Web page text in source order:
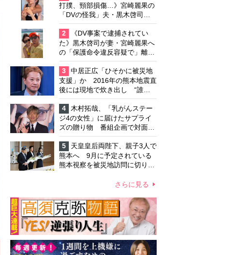
打撲、頸部損傷…》宮崎麗果の
「DVの怪我」夫・黒木啓司の
逮捕で始まる「夫婦の闘争」
2
《DV事案で逮捕されてい
た》黒木啓司が妻・宮崎麗果へ
の「保護命令違反容疑で」離婚
協議は「第二ステージ」へ
3
中居正広「ひそかに被災地
支援」か 2016年の熊本地震直
後には現地で炊き出し “誰に
も知られなくて良い”と、むし
ろ強まる福祉活動への思い
4
木村拓哉、「乳がんステー
ジ4の女性」に届けたサプライ
ズの贈り物 番組企画で対面し
たファンが、夢と希望を与える
心遣いに「うれしくて号泣しま
した」
5
天皇皇后両陛下、親子3人で
熊本へ 9月に予定されている
熊本視察を被災地訪問に切り替
夫妻から受け継ぐ“国民への寄
さらに見る